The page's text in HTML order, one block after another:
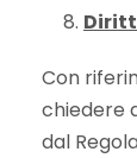
Con
chiedere
dal